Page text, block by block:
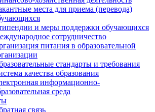
места для приема (перевода)
и меры поддержки обучающихся
сотрудничество
питания в образовательной
стандарты и требования
качества образования
информационно-
среда
связь